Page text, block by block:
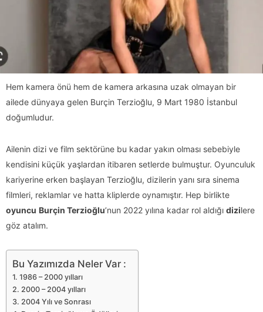
Hem kamera önü hem de kamera arkasına uzak olmayan bir
ailede dünyaya gelen Burçin Terzioğlu, 9 Mart 1980 İstanbul
doğumludur.
Ailenin dizi ve film sektörüne bu kadar yakın olması sebebiyle
kendisini küçük yaşlardan itibaren setlerde bulmuştur. Oyunculuk
kariyerine erken başlayan Terzioğlu, dizilerin yanı sıra sinema
filmleri, reklamlar ve hatta kliplerde oynamıştır. Hep birlikte
oyuncu Burçin Terzioğlu’nun 2022 yılına kadar rol aldığı dizilere
göz atalım.
Bu Yazımızda Neler Var :
1986 – 2000 yılları
2000 – 2004 yılları
2004 Yılı ve Sonrası